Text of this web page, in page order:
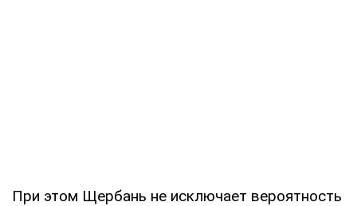
При этом Щербань не исключает вероятность